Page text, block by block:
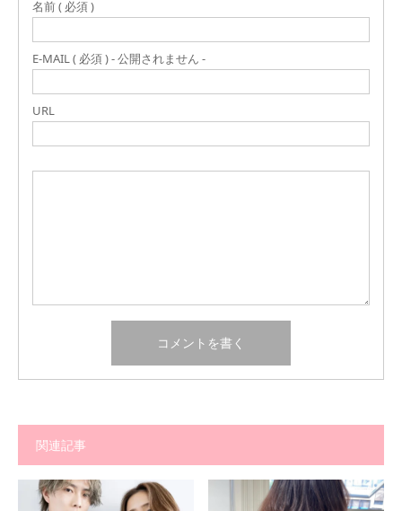
名前 ( 必須 )
E-MAIL ( 必須 ) - 公開されません -
URL
関連記事